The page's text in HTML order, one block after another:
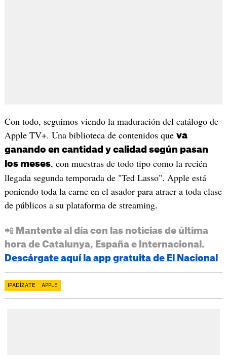
Con todo, seguimos viendo la maduración del catálogo de
Apple TV+. Una biblioteca de contenidos que va
ganando en cantidad y calidad según pasan
los meses, con muestras de todo tipo como la recién
llegada segunda temporada de "Ted Lasso". Apple está
poniendo toda la carne en el asador para atraer a toda clase
de públicos a su plataforma de streaming.
📲 Mantente al día con las noticias de última
hora de Catalunya, España e Internacional.
Descárgate aquí la app gratuita de El Nacional
IPADÍZATE APPLE